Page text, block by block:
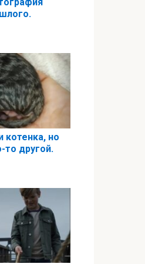
котенка, но
то другой.